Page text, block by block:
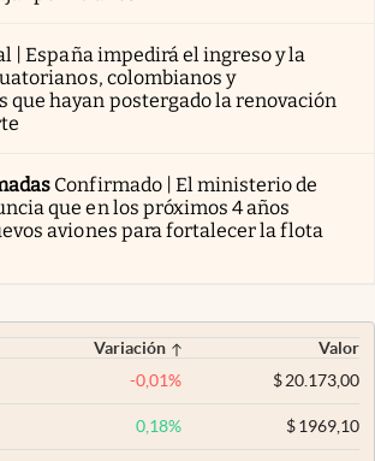
| España impedirá el ingreso y la
colombianos y
que hayan postergado la renovación
Confirmado | El ministerio de
que en los próximos 4 años
aviones para fortalecer la flota
Variación
Valor
-0,01% $20.173,00
0,18% $1969,10